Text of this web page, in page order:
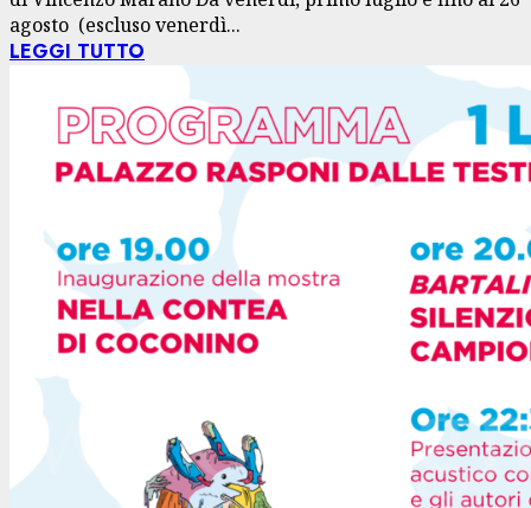
agosto (escluso venerdì...
LEGGI TUTTO